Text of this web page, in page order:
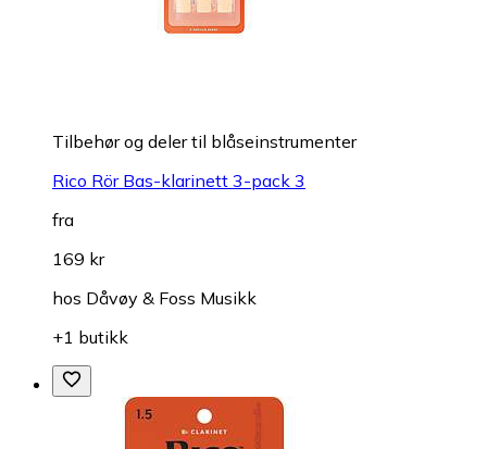
Tilbehør og deler til blåseinstrumenter
Rico Rör Bas-klarinett 3-pack 3
fra
169 kr
hos Dåvøy & Foss Musikk
+1 butikk